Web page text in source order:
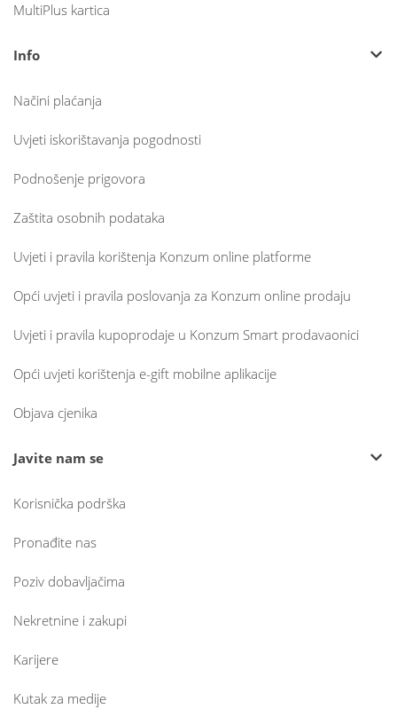
MultiPlus kartica
Info
Načini plaćanja
Uvjeti iskorištavanja pogodnosti
Podnošenje prigovora
Zaštita osobnih podataka
Uvjeti i pravila korištenja Konzum online platforme
Opći uvjeti i pravila poslovanja za Konzum online prodaju
Uvjeti i pravila kupoprodaje u Konzum Smart prodavaonici
Opći uvjeti korištenja e-gift mobilne aplikacije
Objava cjenika
Javite nam se
Korisnička podrška
Pronađite nas
Poziv dobavljačima
Nekretnine i zakupi
Karijere
Kutak za medije